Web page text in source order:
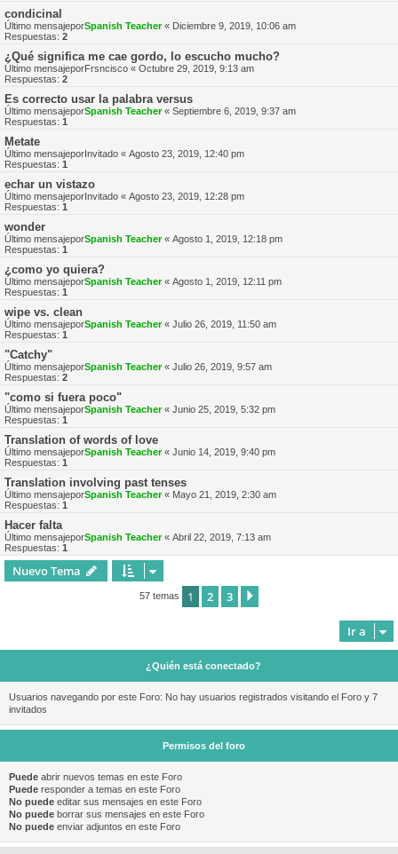
condicinal
Último mensajeporSpanish Teacher« Diciembre 9, 2019, 10:06 am
Respuestas: 2
¿Qué significa me cae gordo, lo escucho mucho?
Último mensajeporFrsncisco « Octubre 29, 2019, 9:13 am
Respuestas: 2
Es correcto usar la palabra versus
Último mensajeporSpanish Teacher« Septiembre 6, 2019, 9:37 am
Respuestas: 1
Metate
Último mensajeporInvitado « Agosto 23, 2019, 12:40 pm
Respuestas: 1
echar un vistazo
Último mensajeporInvitado « Agosto 23, 2019, 12:28 pm
Respuestas: 1
wonder
Último mensajeporSpanish Teacher« Agosto 1, 2019, 12:18 pm
Respuestas: 1
¿como yo quiera?
Último mensajeporSpanish Teacher« Agosto 1, 2019, 12:11 pm
Respuestas: 1
wipe vs. clean
Último mensajeporSpanish Teacher« Julio 26, 2019, 11:50 am
Respuestas: 1
"Catchy"
Último mensajeporSpanish Teacher« Julio 26, 2019, 9:57 am
Respuestas: 2
"como si fuera poco"
Último mensajeporSpanish Teacher« Junio 25, 2019, 5:32 pm
Respuestas: 1
Translation of words of love
Último mensajeporSpanish Teacher« Junio 14, 2019, 9:40 pm
Respuestas: 1
Translation involving past tenses
Último mensajeporSpanish Teacher« Mayo 21, 2019, 2:30 am
Respuestas: 1
Hacer falta
Último mensajeporSpanish Teacher« Abril 22, 2019, 7:13 am
Respuestas: 1
Nuevo Tema
57 temas 1 2 3
Ir a
¿Quién está conectado?
Usuarios navegando por este Foro: No hay usuarios registrados visitando el Foro y 7
invitados
Permisos del foro
Puede abrir nuevos temas en este Foro
Puede responder a temas en este Foro
No puede editar sus mensajes en este Foro
No puede borrar sus mensajes en este Foro
No puede enviar adjuntos en este Foro